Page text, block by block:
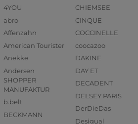
4YOU
abro
Affenzahn
American Tourister
Anekke
Andersen
SHOPPER
MANUFAKTUR
b.belt
BECKMANN
CHIEMSEE
CINQUE
COCCINELLE
coocazoo
DAKINE
DAY ET
DECADENT
DELSEY PARIS
DerDieDas
Desigual